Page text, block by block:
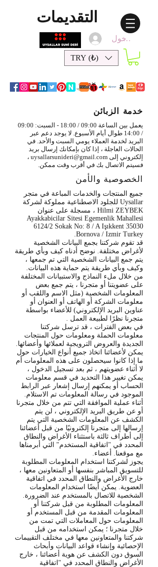
التقديمات
تسجيل الدخول
TRY (₺)
خدمة الزبائن
يعمل بين الساعة 09:00 / 18:00 - السبت: 09:00
/ 14:00 طوال أيام الأسبوع. لا يوجد دعم عبر
البريد لخدمة العملاء يومي السبت والأحد. في
الحالات العاجلة ، إذا كان بإمكانك إرسال بريد
إلكتروني إلى uysallarsunideri@gmail.com ،
فسيتم الاتصال بك في أقرب وقت ممكن.
الخصوصية والأمن
جميع المنتجات والخدمات المباعة في متجر
Uysallar للجلود الاصطناعية مملوكة لشركة
Hilmi ZEYBEK ، مسجلة على عنوان
Ayakkabicilar Sitesi Egemenlik Mahallesi
6124/2 Sokak No: 8 / A Işıkkent 35030
Bornova / Izmir Turkey.
قد تقوم شركتنا بجمع البيانات الشخصية
لأغراض مختلفة. نوضح أدناه كيف وبأي طريقة
يتم جمع البيانات الشخصية التي تم جمعها ،
وكيف وبأي طريقة يتم حماية هذه البيانات.
من خلال ملء النماذج والاستبيانات المختلفة
على عضويتنا أو متجرنا ، يتم جمع بعض
المعلومات الشخصية (مثل الاسم واللقب أو
معلومات الشركة أو الهاتف أو العنوان أو
عناوين البريد الإلكتروني) للأعضاء بواسطة
متجرنا نظرًا لطبيعة العمل .
في بعض الفترات ، قد ترسل شركتنا
معلومات الحملة ومعلومات حول المنتجات
الجديدة والعروض الترويجية لعملائها وأعضائها.
يمكن لأعضائنا اتخاذ جميع أنواع الخيارات حول
ما إذا كانوا سيحصلون على هذه المعلومات أم
لا أثناء عضويتهم ، ثم بعد تسجيل الدخول ،
يمكن تغيير هذا التحديد في قسم معلومات
الحساب أو يمكنهم إرسال إشعار عبر الرابط
الموجود في رسالة المعلومات تم الاستلام.
أثناء عملية الموافقة التي تتم من خلال متجرنا
أو عن طريق البريد الإلكتروني ، لن يتم
الكشف عن المعلومات الشخصية التي يتم
إرسالها إلى متجرنا إلكترونيًا من قبل أعضائنا
إلى أطراف ثالثة باستثناء الأغراض والنطاق
المحدد في "اتفاقية المستخدم" التي أبرمناها
مع موقعنا. أعضاء.
يجوز لشركتنا استخدام المعلومات المطلوبة
للتسويق المباشر بنفسها أو المتعاونين معها ،
خارج الأغراض والنطاق المحدد في اتفاقية
العضوية. يمكن أيضًا استخدام المعلومات
الشخصية للاتصال بالمستخدم عند الضرورة.
المعلومات المطلوبة من قبل شركتنا أو
المعلومات المقدمة من قبل المستخدم أو
المعلومات حول المعاملات التي تمت من
خلال متجرنا ؛ يمكن استخدامه من قبل
شركتنا والمتعاونين معها في مختلف التقييمات
الإحصائية وإنشاء قواعد البيانات وأبحاث
السوق دون الكشف عن هوية أعضائنا ، خارج
الأغراض والنطاق المحدد في "اتفاقية